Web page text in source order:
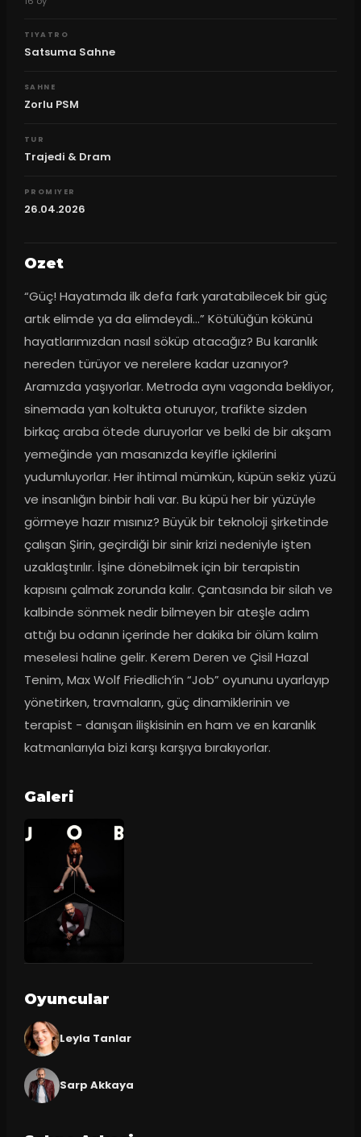
TIYATRO
Satsuma Sahne
SAHNE
Zorlu PSM
TUR
Trajedi & Dram
PROMIYER
26.04.2026
Ozet
“Güç! Hayatımda ilk defa fark yaratabilecek bir güç
artık elimde ya da elimdeydi…” Kötülüğün kökünü
hayatlarımızdan nasıl söküp atacağız? Bu karanlık
nereden türüyor ve nerelere kadar uzanıyor?
Aramızda yaşıyorlar. Metroda aynı vagonda bekliyor,
sinemada yan koltukta oturuyor, trafikte sizden
birkaç araba ötede duruyorlar ve belki de bir akşam
yemeğinde yan masanızda keyifle içkilerini
yudumluyorlar. Her ihtimal mümkün, küpün sekiz yüzü
ve insanlığın binbir hali var. Bu küpü her bir yüzüyle
görmeye hazır mısınız? Büyük bir teknoloji şirketinde
çalışan Şirin, geçirdiği bir sinir krizi nedeniyle işten
uzaklaştırılır. İşine dönebilmek için bir terapistin
kapısını çalmak zorunda kalır. Çantasında bir silah ve
kalbinde sönmek nedir bilmeyen bir ateşle adım
attığı bu odanın içerinde her dakika bir ölüm kalım
meselesi haline gelir. Kerem Deren ve Çisil Hazal
Tenim, Max Wolf Friedlich’in “Job” oyununu uyarlayıp
yönetirken, travmaların, güç dinamiklerinin ve
terapist - danışan ilişkisinin en ham ve en karanlık
katmanlarıyla bizi karşı karşıya bırakıyorlar.
Galeri
Oyuncular
Leyla Tanlar
Sarp Akkaya